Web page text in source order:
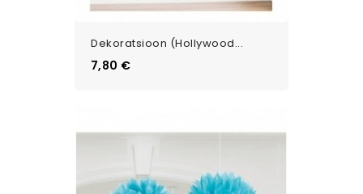
Dekoratsioon (Hollywood...
Цена
7,80 €